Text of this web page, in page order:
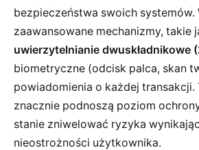
bezpieczeństwa swoich systemów.
zaawansowane mechanizmy, takie
uwierzytelnianie dwuskładnikowe
biometryczne (odcisk palca, skan
powiadomienia o każdej transakcji.
znacznie podnoszą poziom
stanie zniwelować ryzyka
nieostrożności użytkownika.